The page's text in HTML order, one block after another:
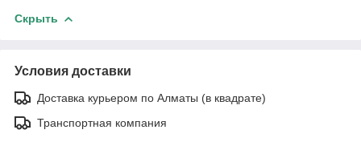
Скрыть
Условия доставки
Доставка курьером по Алматы (в квадрате)
Транспортная компания